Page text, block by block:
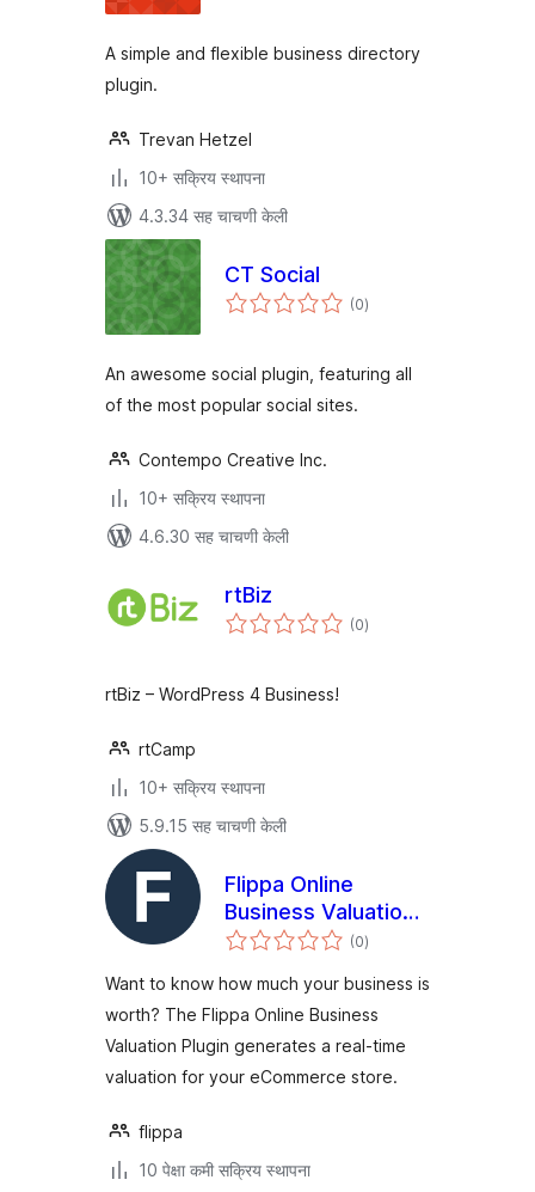
A simple and flexible business directory
plugin.
Trevan Hetzel
10+ सक्रिय स्थापना
4.3.34 सह चाचणी केली
CT Social
(0एकूण
मूल्यांकन
)
An awesome social plugin, featuring all
of the most popular social sites.
Contempo Creative Inc.
10+ सक्रिय स्थापना
4.6.30 सह चाचणी केली
rtBiz
(0एकूण
मूल्यांकन
)
rtBiz – WordPress 4 Business!
rtCamp
10+ सक्रिय स्थापना
5.9.15 सह चाचणी केली
Flippa Online
Business Valuation
Plugin
(0एकूण
मूल्यांकन
)
Want to know how much your business is
worth? The Flippa Online Business
Valuation Plugin generates a real-time
valuation for your eCommerce store.
flippa
10 पेक्षा कमी सक्रिय स्थापना